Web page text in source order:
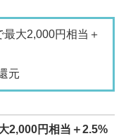
最大2,000円相当＋
元
2,000円相当＋2.5%